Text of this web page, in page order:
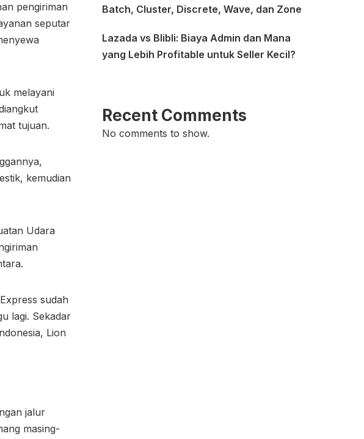
pengiriman
seputar
melayani
tujuan.
kemudian
Udara
sudah
lagi. Sekadar
Lion
jalur
masing-
Batch, Cluster, Discrete, Wave, dan Zone
Lazada vs Blibli: Biaya Admin dan Mana
yang Lebih Profitable untuk Seller Kecil?
Recent Comments
No comments to show.